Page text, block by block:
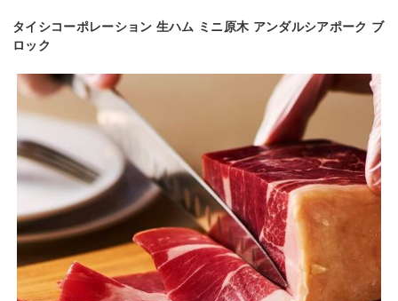
タイシコーポレーション 生ハム ミニ原木 アンダルシアポーク ブ
ロック